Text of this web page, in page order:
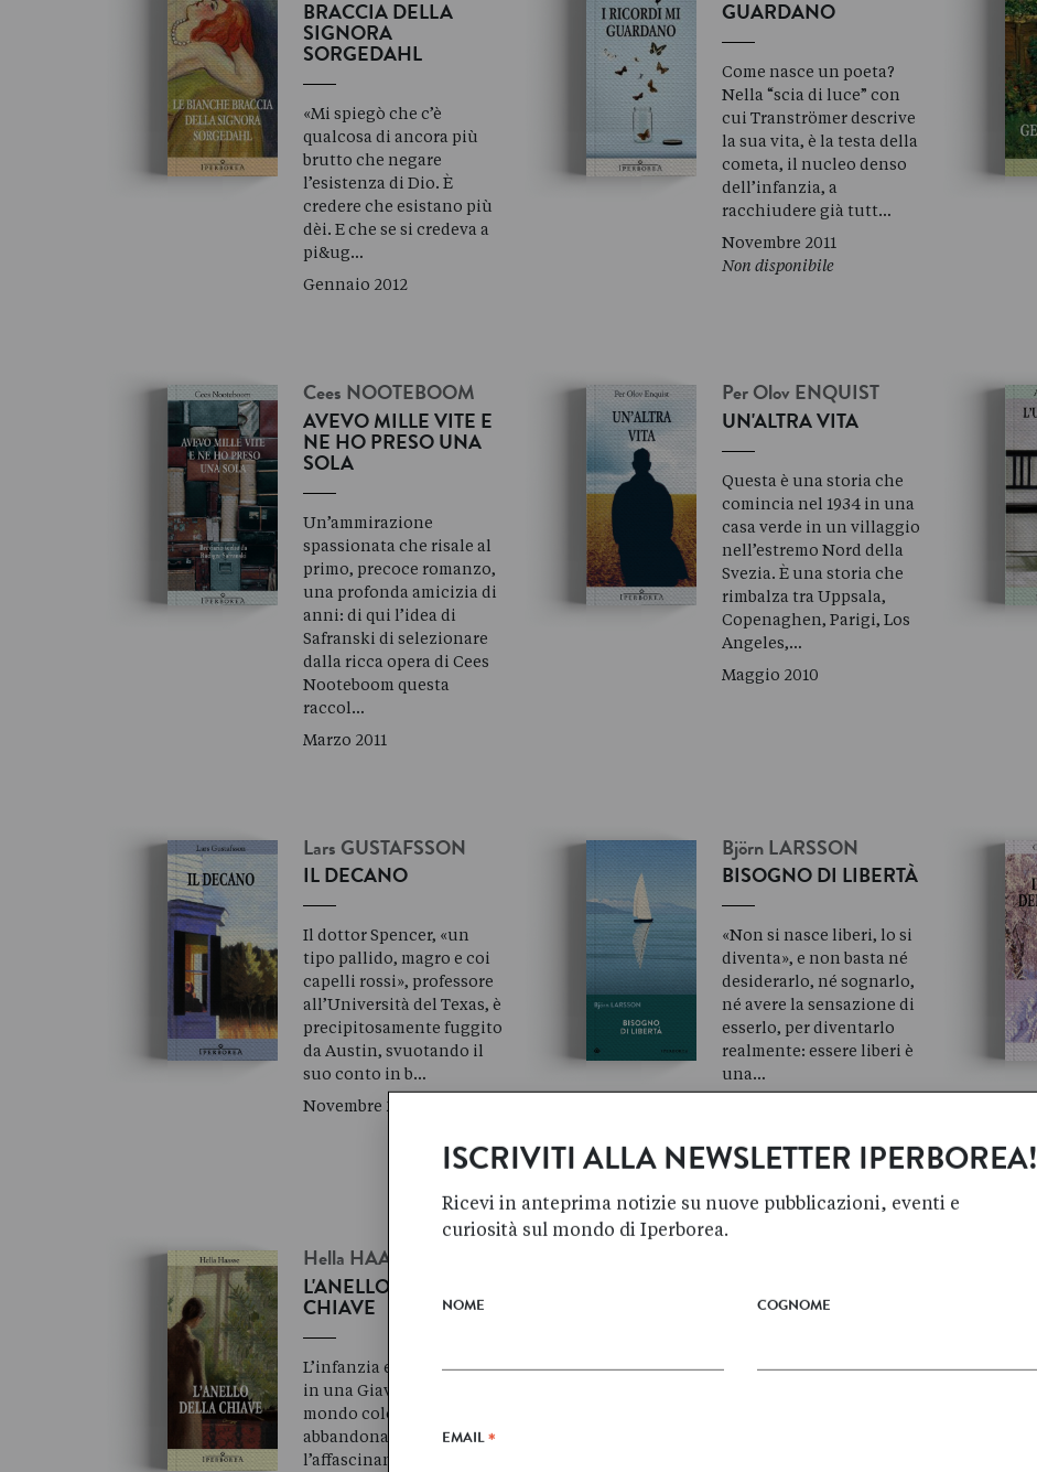
BRACCIA DELLA
SIGNORA
SORGEDAHL
«Mi spiegò che c’è
qualcosa di ancora più
brutto che negare
l’esistenza di Dio. È
credere che esistano più
dèi. E che se si credeva a
pi&ug…
Gennaio 2012
GUARDANO
Come nasce un poeta?
Nella “scia di luce” con
cui Tranströmer descrive
la sua vita, è la testa della
cometa, il nucleo denso
dell’infanzia, a
racchiudere già tutt…
Novembre 2011
Non disponibile
Cees NOOTEBOOM
AVEVO MILLE VITE E
NE HO PRESO UNA
SOLA
Un’ammirazione
spassionata che risale al
primo, precoce romanzo,
una profonda amicizia di
anni: di qui l’idea di
Safranski di selezionare
dalla ricca opera di Cees
Nooteboom questa
raccol…
Marzo 2011
Per Olov ENQUIST
UN'ALTRA VITA
Questa è una storia che
comincia nel 1934 in una
casa verde in un villaggio
nell’estremo Nord della
Svezia. È una storia che
rimbalza tra Uppsala,
Copenaghen, Parigi, Los
Angeles,…
Maggio 2010
Lars GUSTAFSSON
IL DECANO
Il dottor Spencer, «un
tipo pallido, magro e coi
capelli rossi», professore
all’Università del Texas, è
precipitosamente fuggito
da Austin, svuotando il
suo conto in b…
Novembre 2007
Björn LARSSON
BISOGNO DI LIBERTÀ
«Non si nasce liberi, lo si
diventa», e non basta né
desiderarlo, né sognarlo,
né avere la sensazione di
esserlo, per diventarlo
realmente: essere liberi è
una…
Hella HAASSE
L'ANELLO DELLA
CHIAVE
L’infanzia e l’adolescenza
in una Giava magica, un
mondo coloniale
abbandonato per sempre,
l’affascinante amica del
FRAGOLE
Esiste forse per tutti un
ISCRIVITI ALLA NEWSLETTER IPERBOREA!
Ricevi in anteprima notizie su nuove pubblicazioni, eventi e
curiosità sul mondo di Iperborea.
NOME COGNOME
EMAIL *